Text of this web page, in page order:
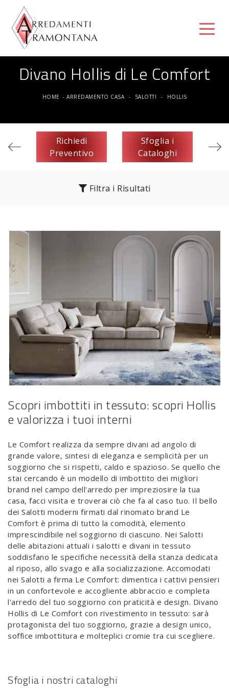
Divano Hollis di Le Comfort
HOME - ARREDAMENTO CASA - SALOTTI - HOLLIS
Richiedi
Preventivo
Sfoglia i
Cataloghi
Filtra i Risultati
Scopri imbottiti in tessuto: scopri Hollis
e valorizza i tuoi interni
Le Comfort realizza da sempre divani ad angolo di
grande valore, sintesi di eleganza e semplicità per un
soggiorno che si rispetti, caldo e spazioso. Se quello che
stai cercando è un modello di imbottito dei migliori
brand nel campo dell'arredo per impreziosire la tua
casa, facci visita e troverai ciò che fa al caso tuo. Il bello
dei Salotti moderni firmati dal rinomato brand Le
Comfort è prima di tutto la comodità, elemento
imprescindibile nel soggiorno di ciascuno. Nei Salotti
delle abitazioni attuali i salotti e divani in tessuto
soddisfano le specifiche necessità della stanza dedicata
al riposo, allo svago e alla socializzazione. Accomodati
nei Salotti a firma Le Comfort: dimentica i cattivi pensieri
in un confortevole e accogliente abbraccio e completa
l'arredo del tuo soggiorno con praticità e design. Divano
Hollis di Le Comfort con rivestimento in tessuto: sarà
protagonista del tuo soggiorno, grazie a design unico,
soffice imbottitura e molteplici cromie tra cui scegliere.
Sfoglia i nostri cataloghi